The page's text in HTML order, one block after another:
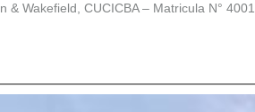
& Wakefield, CUCICBA – Matricula N° 4001